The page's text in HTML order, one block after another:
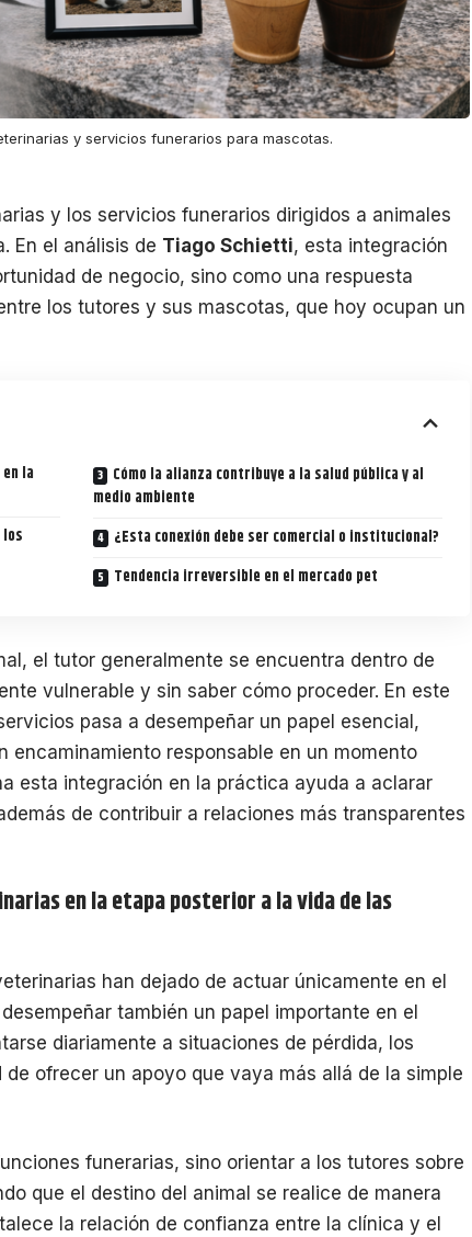
y servicios funerarios para mascotas.
y los servicios funerarios dirigidos a animales
En el análisis de Tiago Schietti, esta integración
de negocio, sino como una respuesta
los tutores y sus mascotas, que hoy ocupan un
la
Cómo la alianza contribuye a la salud pública y al
medio ambiente
¿Esta conexión debe ser comercial o institucional?
Tendencia irreversible en el mercado pet
el tutor generalmente se encuentra dentro de
vulnerable y sin saber cómo proceder. En este
pasa a desempeñar un papel esencial,
encaminamiento responsable en un momento
esta integración en la práctica ayuda a aclarar
de contribuir a relaciones más transparentes
en la etapa posterior a la vida de las
han dejado de actuar únicamente en el
también un papel importante en el
diariamente a situaciones de pérdida, los
ofrecer un apoyo que vaya más allá de la simple
funerarias, sino orientar a los tutores sobre
que el destino del animal se realice de manera
la relación de confianza entre la clínica y el